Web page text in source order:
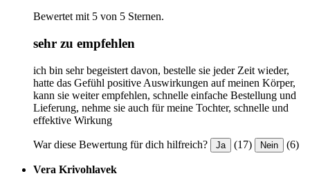
Bewertet mit 5 von 5 Sternen.
sehr zu empfehlen
ich bin sehr begeistert davon, bestelle sie jeder Zeit wieder,
hatte das Gefühl positive Auswirkungen auf meinen Körper,
kann sie weiter empfehlen, schnelle einfache Bestellung und
Lieferung, nehme sie auch für meine Tochter, schnelle und
effektive Wirkung
War diese Bewertung für dich hilfreich? Ja (17) Nein (6)
Vera Krivohlavek